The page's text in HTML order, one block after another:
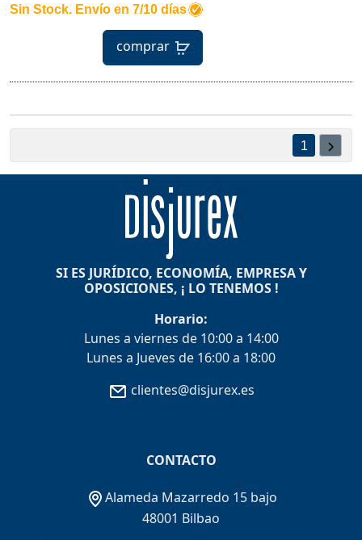
Sin Stock. Envío en 7/10 días
comprar
1
SI ES JURÍDICO, ECONOMÍA, EMPRESA Y
OPOSICIONES, ¡ LO TENEMOS !
Horario:
Lunes a viernes de 10:00 a 14:00
Lunes a Jueves de 16:00 a 18:00
clientes@disjurex.es
CONTACTO
Alameda Mazarredo 15 bajo
48001 Bilbao